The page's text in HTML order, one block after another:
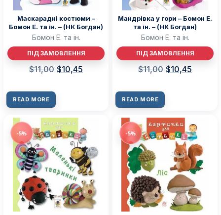
Маскарадні костюми –
Бомон Е. та ін. – (НК Богдан)
Бомон Е. та ін.
ПІД ЗАМОВЛЕННЯ
$11,00 $10,45
READ MORE
Мандрівка у гори – Бомон Е.
та ін. – (НК Богдан)
Бомон Е. та ін.
ПІД ЗАМОВЛЕННЯ
$11,00 $10,45
READ MORE
-5% -5%